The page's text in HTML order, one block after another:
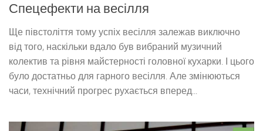
Спецефекти на весілля
Ще півстоліття тому успіх весілля залежав виключно
від того, наскільки вдало був вибраний музичний
колектив та рівня майстерності головної кухарки. І цього
було достатньо для гарного весілля. Але змінюються
часи, технічний прогрес рухається вперед...